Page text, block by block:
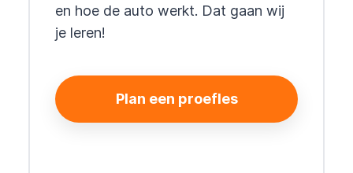
en hoe de auto werkt. Dat gaan wij
je leren!
Plan een proefles